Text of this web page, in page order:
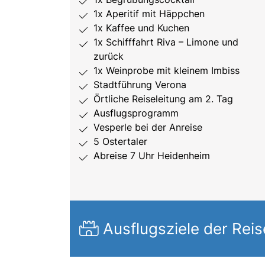
1x Aperitif mit Häppchen
1x Kaffee und Kuchen
1x Schifffahrt Riva – Limone und
zurück
1x Weinprobe mit kleinem Imbiss
Stadtführung Verona
Örtliche Reiseleitung am 2. Tag
Ausflugsprogramm
Vesperle bei der Anreise
5 Ostertaler
Abreise 7 Uhr Heidenheim
Ausflugsziele der